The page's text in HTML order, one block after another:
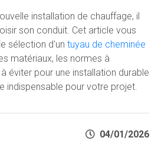
installation de chauffage, il
son conduit. Cet article vous
sélection d'un tuyau de cheminée
matériaux, les normes à
éviter pour une installation durable
indispensable pour votre projet.
04/01/2026